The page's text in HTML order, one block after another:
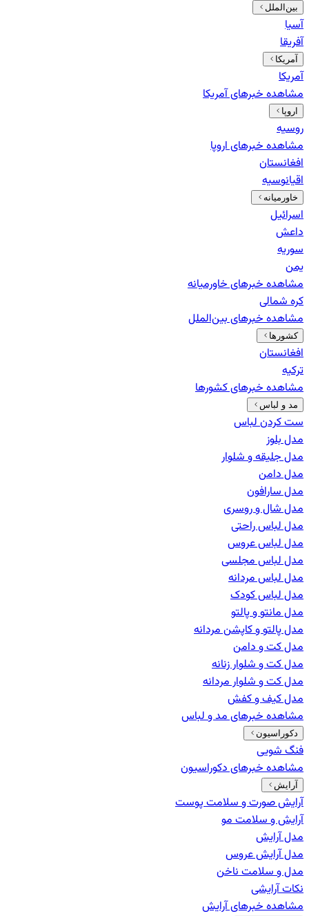
بین‌الملل
آسیا
آفریقا
آمریکا
آمریکا
مشاهده خبرهایآمریکا
اروپا
روسیه
مشاهده خبرهایاروپا
افغانستان
اقیانوسیه
خاورمیانه
اسرائیل
داعش
سوریه
یمن
مشاهده خبرهایخاورمیانه
کره شمالی
مشاهده خبرهایبین‌الملل
کشورها
افغانستان
ترکیه
مشاهده خبرهایکشورها
مد و لباس
ست کردن لباس
مدل بلوز
مدل جلیقه و شلوار
مدل دامن
مدل سارافون
مدل شال و روسری
مدل لباس راحتی
مدل لباس عروس
مدل لباس مجلسی
مدل لباس مردانه
مدل لباس کودک
مدل مانتو و پالتو
مدل پالتو و کاپشن مردانه
مدل کت و دامن
مدل کت و شلوار زنانه
مدل کت و شلوار مردانه
مدل کیف و کفش
مشاهده خبرهایمد و لباس
دکوراسیون
فنگ شویی
مشاهده خبرهایدکوراسیون
آرایش
آرایش صورت و سلامت پوست
آرایش و سلامت مو
مدل آرایش
مدل آرایش عروس
مدل و سلامت ناخن
نکات آرایشی
مشاهده خبرهایآرایش